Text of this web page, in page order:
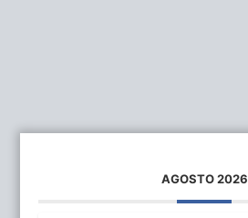
AGOSTO 2026